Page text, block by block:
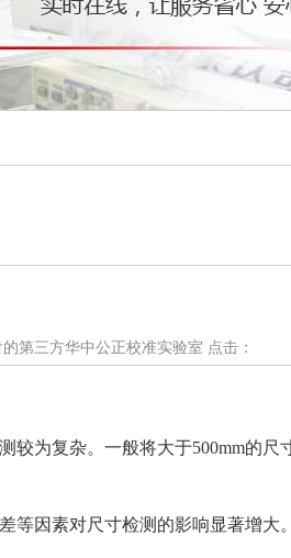
第三方华中公正校准实验室 点击：
较为复杂。一般将大于500mm的
等因素对尺寸检测的影响显著增大。